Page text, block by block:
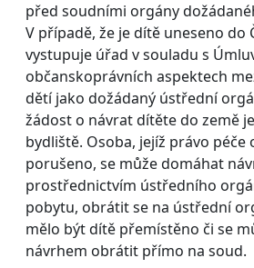
před soudními orgány
V případě, že je dítě uneseno do
vystupuje úřad v souladu s
občanskoprávních aspektech
dětí jako dožádaný ústřední
žádost o návrat dítěte do země
bydliště. Osoba, jejíž právo péče
porušeno, se může domáhat
prostřednictvím ústředního
pobytu, obrátit se na ústřední
mělo být dítě přemístěno či se
návrhem obrátit přímo na soud.